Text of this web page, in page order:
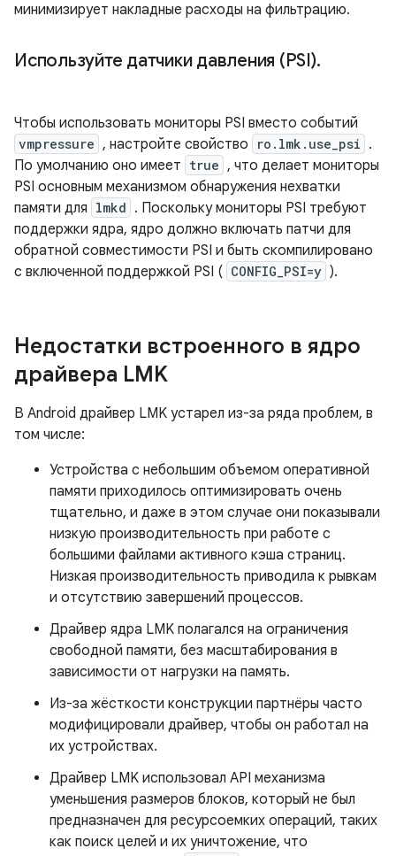
минимизирует накладные расходы на фильтрацию.
Используйте датчики давления (PSI).
Чтобы использовать мониторы PSI вместо событий
vmpressure , настройте свойство ro.lmk.use_psi .
По умолчанию оно имеет true , что делает мониторы
PSI основным механизмом обнаружения нехватки
памяти для lmkd . Поскольку мониторы PSI требуют
поддержки ядра, ядро ​​должно включать патчи для
обратной совместимости PSI и быть скомпилировано
с включенной поддержкой PSI ( CONFIG_PSI=y ).
Недостатки встроенного в ядро ​​
драйвера LMK
В Android драйвер LMK устарел из-за ряда проблем, в
том числе:
Устройства с небольшим объемом оперативной
памяти приходилось оптимизировать очень
тщательно, и даже в этом случае они показывали
низкую производительность при работе с
большими файлами активного кэша страниц.
Низкая производительность приводила к рывкам
и отсутствию завершений процессов.
Драйвер ядра LMK полагался на ограничения
свободной памяти, без масштабирования в
зависимости от нагрузки на память.
Из-за жёсткости конструкции партнёры часто
модифицировали драйвер, чтобы он работал на
их устройствах.
Драйвер LMK использовал API механизма
уменьшения размеров блоков, который не был
предназначен для ресурсоемких операций, таких
как поиск целей и их уничтожение, что